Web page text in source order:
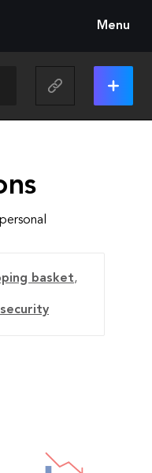
Menu
basket,
security